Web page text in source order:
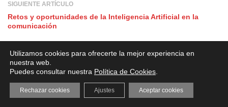
SIGUIENTE ARTÍCULO
Retos y oportunidades de la Inteligencia Artificial en la
comunicación
1 Comentario
Pingback:
Israel contra Hamás: la influencia de las redes sociales
- MiquelPellicer.com
Utilizamos cookies para ofrecerte la mejor experiencia en
nuestra web.
Puedes consultar nuestra Política de Cookies
Aceptar cookies
Rechazar cookies Ajustes